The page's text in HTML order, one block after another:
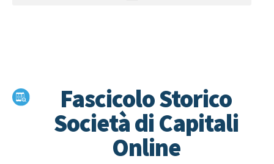
Fascicolo Storico
Società di Capitali
Online